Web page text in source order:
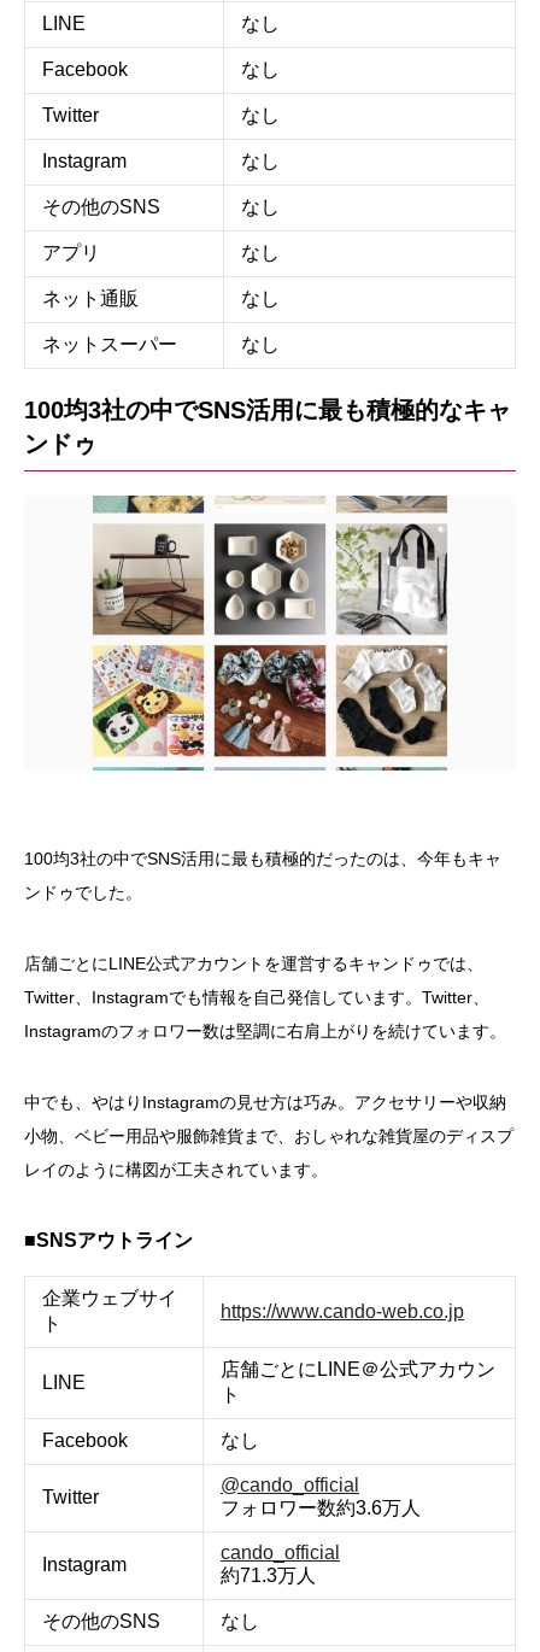
LINE なし
Facebook なし
Twitter なし
Instagram なし
その他のSNS なし
アプリ なし
ネット通販 なし
ネットスーパー なし
100均3社の中でSNS活用に最も積極的なキャ
ンドゥ
100均3社の中でSNS活用に最も積極的だったのは、今年もキャ
ンドゥでした。
店舗ごとにLINE公式アカウントを運営するキャンドゥでは、
Twitter、Instagramでも情報を自己発信しています。Twitter、
Instagramのフォロワー数は堅調に右肩上がりを続けています。
中でも、やはりInstagramの見せ方は巧み。アクセサリーや収納
小物、ベビー用品や服飾雑貨まで、おしゃれな雑貨屋のディスプ
レイのように構図が工夫されています。
■SNSアウトライン
企業ウェブサイ
ト
https://www.cando-web.co.jp
LINE
店舗ごとにLINE＠公式アカウン
ト
Facebook なし
Twitter
@cando_official
フォロワー数約3.6万人
Instagram
cando_official
約71.3万人
その他のSNS なし